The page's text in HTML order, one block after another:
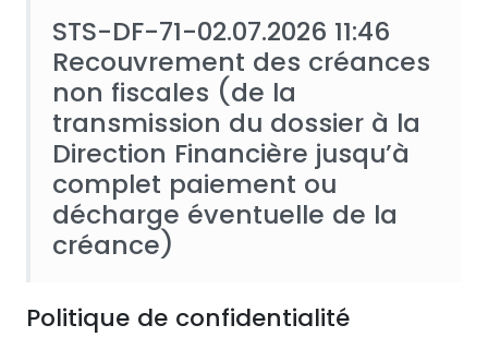
STS-DF-71-02.07.2026 11:46
Recouvrement des créances
non fiscales (de la
transmission du dossier à la
Direction Financière jusqu’à
complet paiement ou
décharge éventuelle de la
créance)
Politique de confidentialité